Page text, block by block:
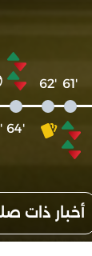
'61
'62
'64
'65
أخبار ذات